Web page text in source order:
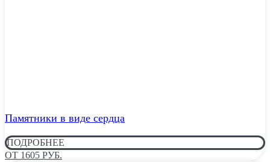
Памятники в виде сердца
ПОДРОБНЕЕ
ОТ 1605 РУБ.